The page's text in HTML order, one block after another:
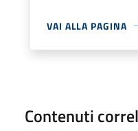
VAI ALLA PAGINA
Contenuti